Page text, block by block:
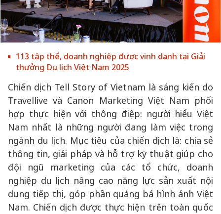
113 tập thể, doanh nghiệp được vinh danh tại Giải
thưởng Du lịch Việt Nam 2025
Chiến dịch Tell Story of Vietnam là sáng kiến do
Travellive và Canon Marketing Việt Nam phối
hợp thực hiện với thông điệp: người hiểu Việt
Nam nhất là những người đang làm việc trong
ngành du lịch. Mục tiêu của chiến dịch là: chia sẻ
thông tin, giải pháp và hỗ trợ kỹ thuật giúp cho
đội ngũ marketing của các tổ chức, doanh
nghiệp du lịch nâng cao năng lực sản xuất nội
dung tiếp thị, góp phần quảng bá hình ảnh Việt
Nam. Chiến dịch được thực hiện trên toàn quốc